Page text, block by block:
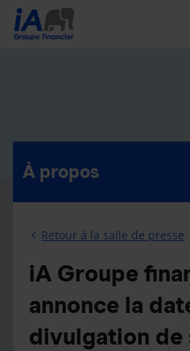
À propos
Retour à la salle de presse
iA Groupe
annonce la
divulgation de